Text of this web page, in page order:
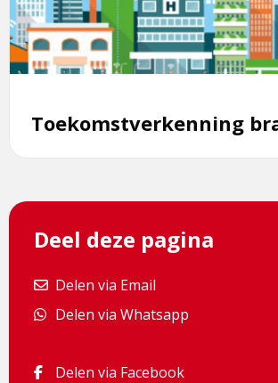
Toekomstverkenning
Deel deze pagina
Delen via Email
Delen via Email
Delen via Whatsapp
Delen via Whatsapp
Delen via Facebook
Delen via Facebook